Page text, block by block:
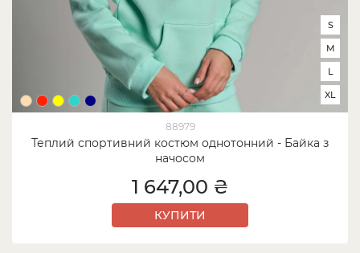
88979
Теплий спортивний костюм однотонний - Байка з
начосом
S
M
L
XL
1 647,00 ₴
КУПИТИ